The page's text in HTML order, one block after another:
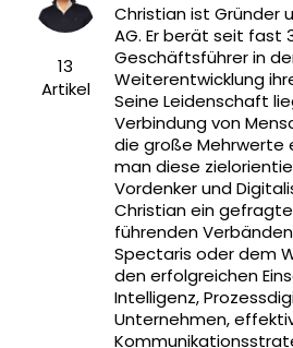
13
Artikel
Christian ist Gründer
AG. Er berät seit fast
Geschäftsführer in
Weiterentwicklung
Seine Leidenschaft
Verbindung von
die große Mehrwerte
man diese
Vordenker und
Christian ein
führenden
Spectaris oder dem
den erfolgreichen
Intelligenz,
Unternehmen,